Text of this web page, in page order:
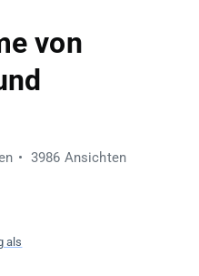
von
3986 Ansichten
als